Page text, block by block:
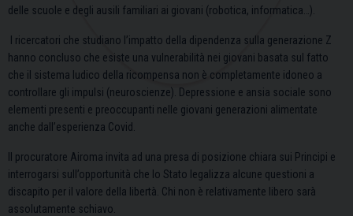
delle scuole e degli ausili familiari ai giovani (robotica, informatica…).
I ricercatori che studiano l’impatto della dipendenza sulla generazione Z
hanno concluso che esiste una vulnerabilità nei giovani basata sul fatto
che il sistema ludico della ricompensa non è completamente idoneo a
controllare gli impulsi (neuroscienze). Depressione e ansia sociale sono
elementi presenti e preoccupanti nelle giovani generazioni alimentate
anche dall’esperienza Covid.
Il procuratore Airoma invita ad una presa di posizione chiara sui Principi e
interrogarsi sull’opportunità che lo Stato legalizza alcune questioni a
discapito per il valore della libertà. Chi non è relativamente libero sarà
assolutamente schiavo.